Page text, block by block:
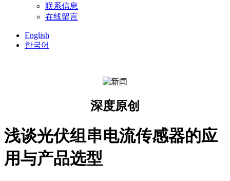
联系信息
在线留言
English
한국어
深度原创
浅谈光伏组串电流传感器的应
用与产品选型